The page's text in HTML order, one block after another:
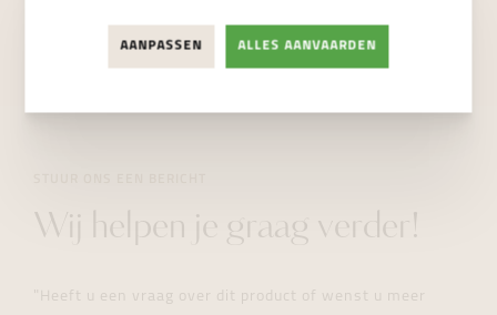
NIET BESCHIKBAAR
Wij helpen je graag verder!
"Heeft u een vraag over dit product of wenst u meer
AANPASSEN ALLES AANVAARDEN